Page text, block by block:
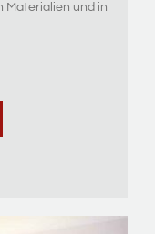
Materialien und in